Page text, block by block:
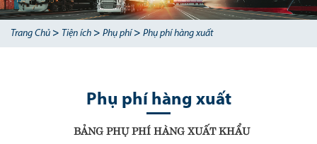
Trang Chủ > Tiện ích > Phụ phí> Phụ phí hàng xuất
Phụ phí hàng xuất
BẢNG PHỤ PHÍ HÀNG XUẤTKHẨU